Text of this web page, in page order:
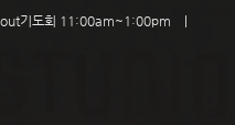
기도회 11:00am~1:00pm |